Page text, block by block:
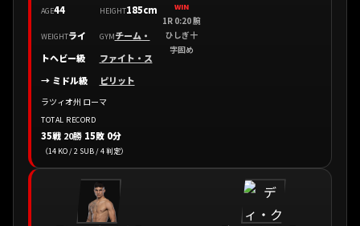
AGE44 HEIGHT185cm
WEIGHTライ
トヘビー級
→ ミドル級
GYMチーム・
ファイト・ス
ピリット
ラツィオ州 ローマ
TOTAL RECORD
35戦 20勝 15敗 0分
（14 KO / 2 SUB / 4 判定）
WIN
1R 0:20 腕
ひしぎ十
字固め